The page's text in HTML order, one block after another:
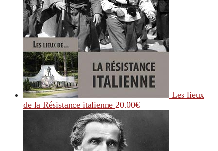
Les lieux
de la Résistance italienne 20.00€